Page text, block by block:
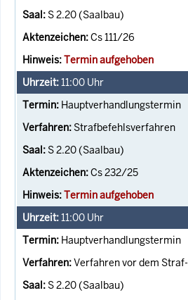
S 2.20 (Saalbau)
Cs 111/26
Termin aufgehoben
11:00 Uhr
Hauptverhandlungstermin
Strafbefehlsverfahren
S 2.20 (Saalbau)
Cs 232/25
Termin aufgehoben
11:00 Uhr
Hauptverhandlungstermin
Verfahren vor dem
S 2.20 (Saalbau)